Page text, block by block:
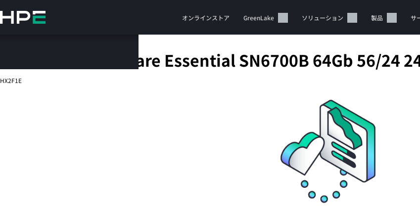
イ
テ
ン
オンラインストア GreenLake ソリューション 製品 サ
カートは空です
HPEストアで商品を検索、構成、注文できます。
今すぐ購入
HPE 5 Year Tech Care Essential SN6700B 64Gb 56/24
HX2F1E